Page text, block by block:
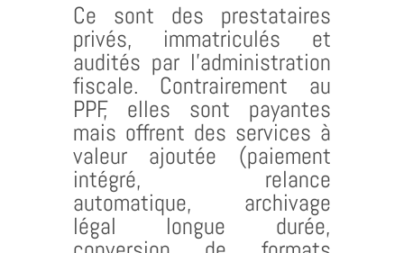
Ce sont des prestataires
privés, immatriculés et
audités par l’administration
fiscale. Contrairement au
PPF, elles sont payantes
mais offrent des services à
valeur ajoutée (paiement
intégré, relance
automatique, archivage
légal longue durée,